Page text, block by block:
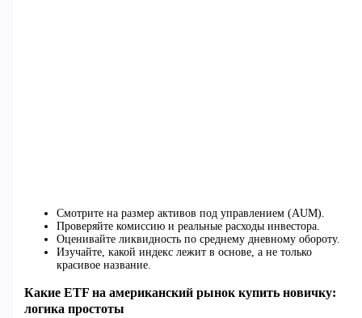
Смотрите на размер активов под управлением (AUM).
Проверяйте комиссию и реальные расходы инвестора.
Оценивайте ликвидность по среднему дневному обороту.
Изучайте, какой индекс лежит в основе, а не только
красивое название.
Какие ETF на американский рынок купить новичку:
логика простоты